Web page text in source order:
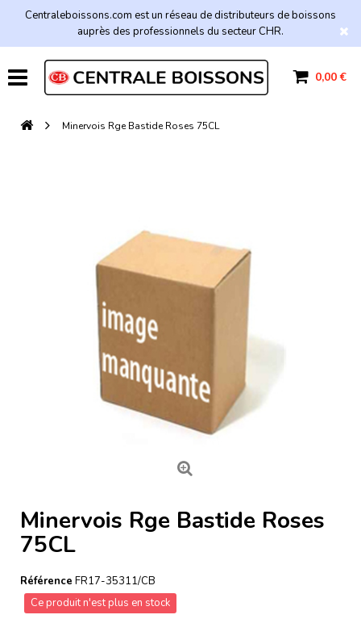
Centraleboissons.com est un réseau de distributeurs de boissons
auprès des professionnels du secteur CHR.
0,00 €
Minervois Rge Bastide Roses 75CL
Minervois Rge Bastide Roses
75CL
Référence FR17-35311/CB
Ce produit n'est plus en stock